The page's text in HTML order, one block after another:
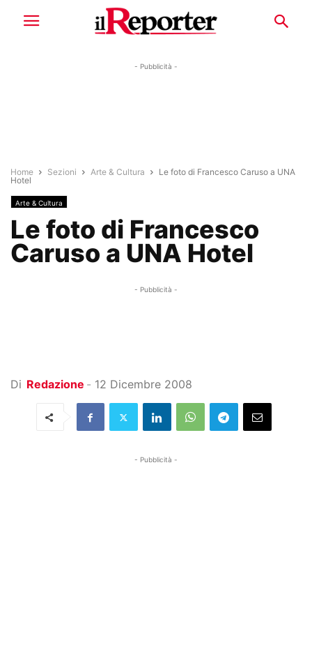
- Pubblicità -
Home Sezioni Arte & Cultura
Le foto di Francesco Caruso a UNA
Hotel
Arte & Cultura
Le foto di Francesco
Caruso a UNA Hotel
- Pubblicità -
Di Redazione - 12 Dicembre 2008
- Pubblicità -